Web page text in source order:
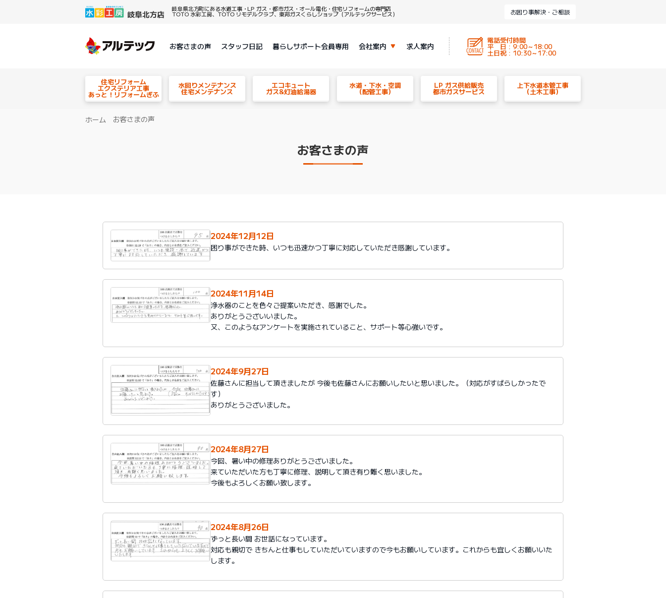
岐阜県北方町にある水道工事・LP ガス・都市ガス・オール電化・住宅リフォームの専門店
TOTO 水彩工房、TOTO リモデルクラブ、東邦ガスくらしショップ（アルテックサービス） お困り事解決・ご相談
お客さまの声 スタッフ日記 暮らしサポート会員専用 会社案内 求人案内
電話受付時間
平 日 : 9:00～18:00
土日祝 : 10:30～17:00
住宅リフォーム
エクステリア工事
あっと！リフォームぎふ
水回りメンテナンス
住宅メンテナンス
エコキュート
ガス&灯油給湯器
水道・下水・空調
（配管工事）
LP ガス供給販売
都市ガスサービス
上下水道本管工事
（土木工事）
ホーム お客さまの声
お客さまの声
2024年12月12日
困り事ができた時、いつも迅速かつ丁寧に対応していただき感謝しています。
2024年11月14日
浄水器のことを色々ご提案いただき、感謝でした。
ありがとうございいました。
又、このようなアンケートを実施されていること、サポート等心強いです。
2024年9月27日
佐藤さんに担当して頂きましたが 今後も佐藤さんにお願いしたいと思いました。（対応がすばらしかったで
す）
ありがとうございました。
2024年8月27日
今回、暑い中の修理ありがとうございました。
来ていただいた方も丁寧に修理、説明して頂き有り難く思いました。
今後もよろしくお願い致します。
2024年8月26日
ずっと長い間 お世話になっています。
対応も親切で きちんと仕事もしていただいていますので今もお願いしています。これからも宜しくお願いいた
します。